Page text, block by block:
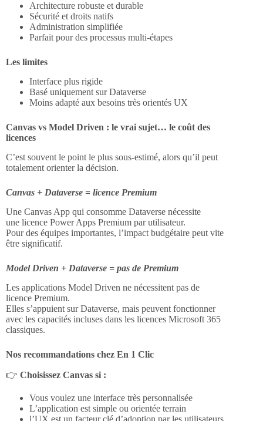
Architecture robuste et durable
Sécurité et droits natifs
Administration simplifiée
Parfait pour des processus multi-étapes
Les limites
Interface plus rigide
Basé uniquement sur Dataverse
Moins adapté aux besoins très orientés UX
Canvas vs Model Driven : le vrai sujet… le coût des
licences
C’est souvent le point le plus sous-estimé, alors qu’il peut
totalement orienter la décision.
Canvas + Dataverse = licence Premium
Une Canvas App qui consomme Dataverse nécessite
une licence Power Apps Premium par utilisateur.
Pour des équipes importantes, l’impact budgétaire peut vite
être significatif.
Model Driven + Dataverse = pas de Premium
Les applications Model Driven ne nécessitent pas de
licence Premium.
Elles s’appuient sur Dataverse, mais peuvent fonctionner
avec les capacités incluses dans les licences Microsoft 365
classiques.
Nos recommandations chez En 1 Clic
👉 Choisissez Canvas si :
Vous voulez une interface très personnalisée
L’application est simple ou orientée terrain